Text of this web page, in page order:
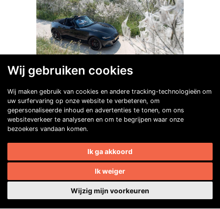
Wij gebruiken cookies
Wij maken gebruik van cookies en andere tracking-technologieën om
uw surfervaring op onze website te verbeteren, om
gepersonaliseerde inhoud en advertenties te tonen, om ons
websiteverkeer te analyseren en om te begrijpen waar onze
bezoekers vandaan komen.
Ik ga akkoord
Ik weiger
Wijzig mijn voorkeuren